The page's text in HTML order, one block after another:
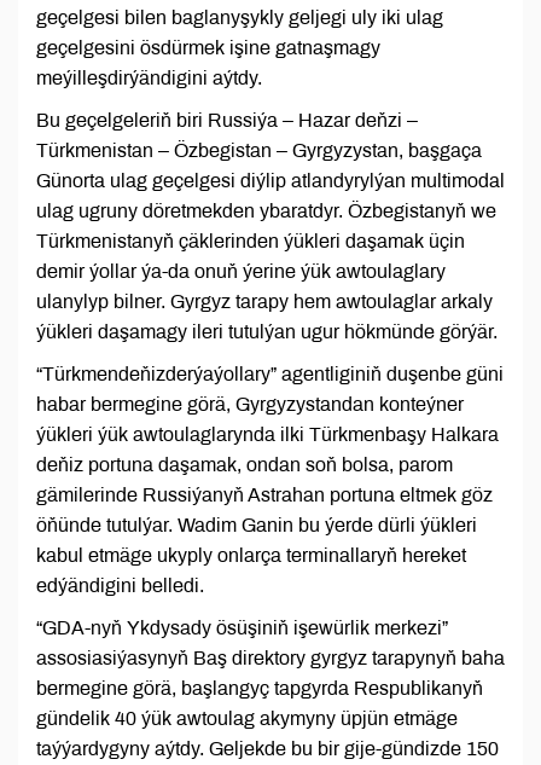
geçelgesi bilen baglanyşykly geljegi uly iki ulag
geçelgesini ösdürmek işine gatnaşmagy
meýilleşdirýändigini aýtdy.
Bu geçelgeleriň biri Russiýa – Hazar deňzi –
Türkmenistan – Özbegistan – Gyrgyzystan, başgaça
Günorta ulag geçelgesi diýlip atlandyrylýan multimodal
ulag ugruny döretmekden ybaratdyr. Özbegistanyň we
Türkmenistanyň çäklerinden ýükleri daşamak üçin
demir ýollar ýa-da onuň ýerine ýük awtoulaglary
ulanylyp bilner. Gyrgyz tarapy hem awtoulaglar arkaly
ýükleri daşamagy ileri tutulýan ugur hökmünde görýär.
“Türkmendeňizderýaýollary” agentliginiň duşenbe güni
habar bermegine görä, Gyrgyzystandan konteýner
ýükleri ýük awtoulaglarynda ilki Türkmenbaşy Halkara
deňiz portuna daşamak, ondan soň bolsa, parom
gämilerinde Russiýanyň Astrahan portuna eltmek göz
öňünde tutulýar. Wadim Ganin bu ýerde dürli ýükleri
kabul etmäge ukyply onlarça terminallaryň hereket
edýändigini belledi.
“GDA-nyň Ykdysady ösüşiniň işewürlik merkezi”
assosiasiýasynyň Baş direktory gyrgyz tarapynyň baha
bermegine görä, başlangyç tapgyrda Respublikanyň
gündelik 40 ýük awtoulag akymyny üpjün etmäge
taýýardygyny aýtdy. Geljekde bu bir gije-gündizde 150